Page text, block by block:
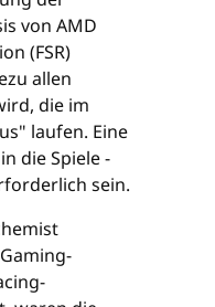
von AMD
(FSR)
allen
die im
laufen. Eine
die Spiele -
sein.